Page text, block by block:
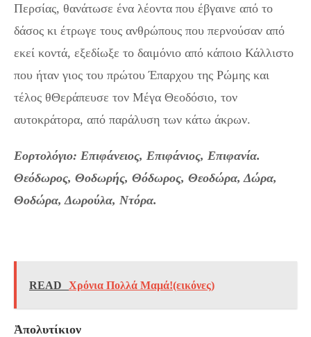
Περσίας, θανάτωσε ένα λέοντα που έβγαινε από το
δάσος κι έτρωγε τους ανθρώπους που περνούσαν από
εκεί κοντά, εξεδίωξε το δαιμόνιο από κάποιο Κάλλιστο
που ήταν γιος του πρώτου Έπαρχου της Ρώμης και
τέλος θΘεράπευσε τον Μέγα Θεοδόσιο, τον
αυτοκράτορα, από παράλυση των κάτω άκρων.
Εορτολόγιο: Επιφάνειος, Επιφάνιος, Επιφανία.
Θεόδωρος, Θοδωρής, Θόδωρος, Θεοδώρα, Δώρα,
Θοδώρα, Δωρούλα, Ντόρα.
READ Χρόνια Πολλά Μαμά!(εικόνες)
Ἀπολυτίκιον